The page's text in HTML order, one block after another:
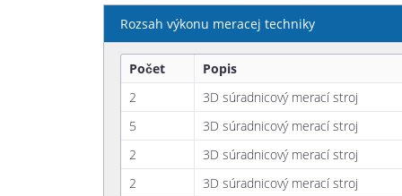
Rozsah výkonu meracej techniky
Počet
Popis
2
3D súradnicový merací stroj
5
3D súradnicový merací stroj
2
3D súradnicový merací stroj
2
3D súradnicový merací stroj